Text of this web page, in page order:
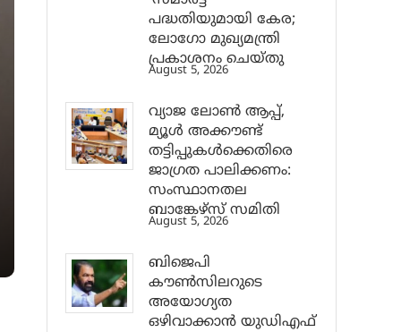
പദ്ധതിയുമായി കേര;
ലോഗോ മുഖ്യമന്ത്രി
പ്രകാശനം ചെയ്തു
August 5, 2026
വ്യാജ ലോൺ ആപ്പ്,
മ്യൂൾ അക്കൗണ്ട്
തട്ടിപ്പുകൾക്കെതിരെ
ജാ​ഗ്രത പാലിക്കണം:
സംസ്ഥാനതല
ബാങ്കേഴ്സ് സമിതി
August 5, 2026
ബിജെപി
കൗൺസിലറുടെ
അയോഗ്യത
ഒഴിവാക്കാൻ യുഡിഎഫ്